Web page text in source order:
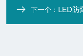
下一个： LED防